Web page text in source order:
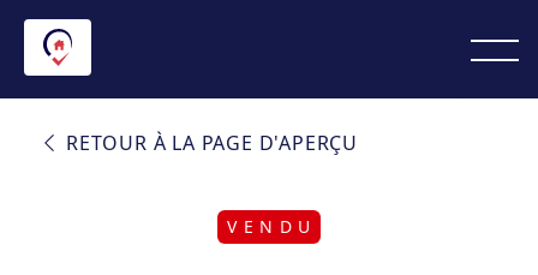
RETOUR À LA PAGE D'APERÇU
V E N D U